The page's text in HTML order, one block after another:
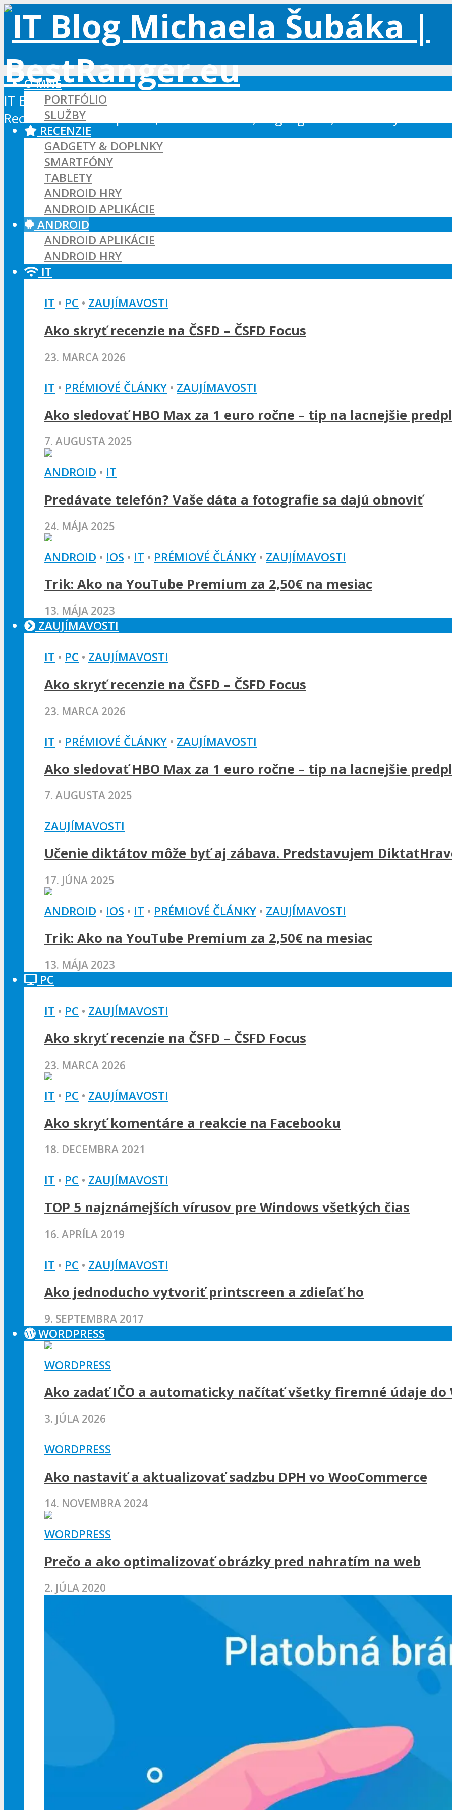
IT Blog - Android, Xbox a WordPress
Recenzie Android aplikácií, hier a zariadení, IT gadgetov, PC návody...
O MNE
PORTFÓLIO
SLUŽBY
RECENZIE
GADGETY & DOPLNKY
SMARTFÓNY
TABLETY
ANDROID HRY
ANDROID APLIKÁCIE
ANDROID
ANDROID APLIKÁCIE
ANDROID HRY
IT
IT • PC • ZAUJÍMAVOSTI
Ako skryť recenzie na ČSFD – ČSFD Focus
23. MARCA 2026
IT • PRÉMIOVÉ ČLÁNKY • ZAUJÍMAVOSTI
Ako sledovať HBO Max za 1 euro ročne – tip na lacnejšie
7. AUGUSTA 2025
ANDROID • IT
Predávate telefón? Vaše dáta a fotografie sa dajú obnoviť
24. MÁJA 2025
ANDROID • IOS • IT • PRÉMIOVÉ ČLÁNKY • ZAUJÍMAVOSTI
Trik: Ako na YouTube Premium za 2,50€ na mesiac
13. MÁJA 2023
ZAUJÍMAVOSTI
IT • PC • ZAUJÍMAVOSTI
Ako skryť recenzie na ČSFD – ČSFD Focus
23. MARCA 2026
IT • PRÉMIOVÉ ČLÁNKY • ZAUJÍMAVOSTI
Ako sledovať HBO Max za 1 euro ročne – tip na lacnejšie
7. AUGUSTA 2025
ZAUJÍMAVOSTI
Učenie diktátov môže byť aj zábava. Predstavujem
17. JÚNA 2025
ANDROID • IOS • IT • PRÉMIOVÉ ČLÁNKY • ZAUJÍMAVOSTI
Trik: Ako na YouTube Premium za 2,50€ na mesiac
13. MÁJA 2023
PC
IT • PC • ZAUJÍMAVOSTI
Ako skryť recenzie na ČSFD – ČSFD Focus
23. MARCA 2026
IT • PC • ZAUJÍMAVOSTI
Ako skryť komentáre a reakcie na Facebooku
18. DECEMBRA 2021
IT • PC • ZAUJÍMAVOSTI
TOP 5 najznámejších vírusov pre Windows všetkých čias
16. APRÍLA 2019
IT • PC • ZAUJÍMAVOSTI
Ako jednoducho vytvoriť printscreen a zdieľať ho
9. SEPTEMBRA 2017
WORDPRESS
WORDPRESS
Ako zadať IČO a automaticky načítať všetky firemné údaje do
3. JÚLA 2026
WORDPRESS
Ako nastaviť a aktualizovať sadzbu DPH vo WooCommerce
14. NOVEMBRA 2024
WORDPRESS
Prečo a ako optimalizovať obrázky pred nahratím na web
2. JÚLA 2020